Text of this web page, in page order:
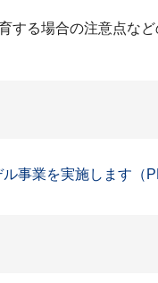
る場合の注意点など
事業を実施します（